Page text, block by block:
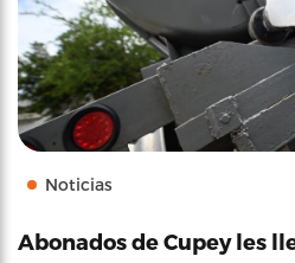
Noticias
Abonados de Cupey les